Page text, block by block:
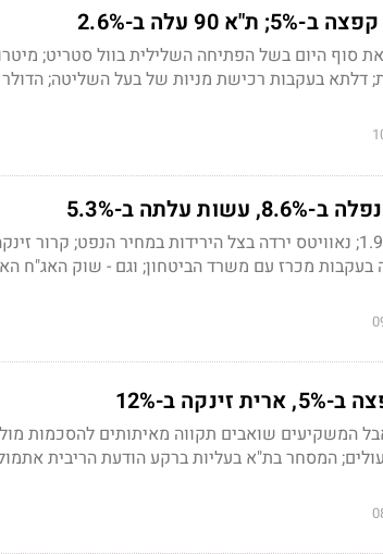
סוף היום בשל הפתיחה השלילית בוול סטריט;
דלתא בעקבות רכישת מניות של בעל השליטה;
; נאוויטס ירדה בצל הירידות במחיר הנפט; קרור
מכרז עם משרד הביטחון; וגם - שוק האג"ח
המשקיעים שואבים תקווה מאיתותים להסכמות
המסחר בת"א בעליות ברקע הודעת הריבית